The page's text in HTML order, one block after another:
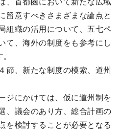
、首都圏において新たな広域
留意すべきさまざまな論点と
組織の活用について、五七ペ
て、海外の制度をも参考にし
節、新たな制度の模索、道州
ジにかけては、仮に道州制を
、議会のあり方、総合計画の
を検討することが必要となる